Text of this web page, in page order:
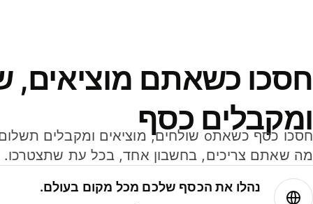
חסכו כשאתם מוציאים,
ומקבלים כסף
מה שאתם צריכים, בחשבון אחד, בכל עת שתצטרכו.
נהלו את הכסף שלכם מכל מקום בעולם.